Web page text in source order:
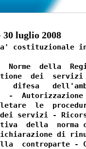
30 luglio 2008
costituzionale
della
dei
difesa
-
le
servizi -
della  norma
di
controparte -